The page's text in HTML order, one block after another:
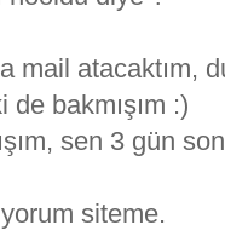
mail atacaktım,
bakmışım :)
sen 3 gün
siteme.